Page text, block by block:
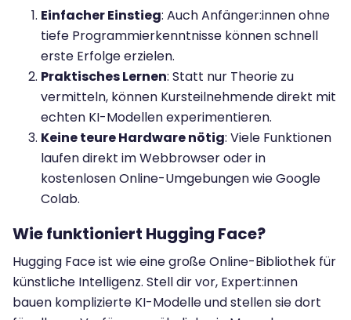
Einfacher Einstieg: Auch Anfänger:innen ohne
tiefe Programmierkenntnisse können schnell
erste Erfolge erzielen.
Praktisches Lernen: Statt nur Theorie zu
vermitteln, können Kursteilnehmende direkt mit
echten KI-Modellen experimentieren.
Keine teure Hardware nötig: Viele Funktionen
laufen direkt im Webbrowser oder in
kostenlosen Online-Umgebungen wie Google
Colab.
Wie funktioniert Hugging Face?
Hugging Face ist wie eine große Online-Bibliothek für
künstliche Intelligenz. Stell dir vor, Expert:innen
bauen komplizierte KI-Modelle und stellen sie dort